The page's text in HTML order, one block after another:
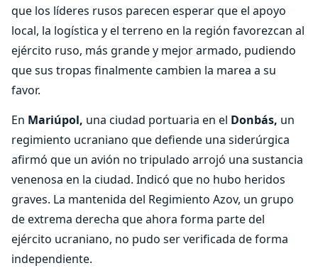
que los líderes rusos parecen esperar que el apoyo
local, la logística y el terreno en la región favorezcan al
ejército ruso, más grande y mejor armado, pudiendo
que sus tropas finalmente cambien la marea a su
favor.
En Mariúpol, una ciudad portuaria en el Donbás, un
regimiento ucraniano que defiende una siderúrgica
afirmó que un avión no tripulado arrojó una sustancia
venenosa en la ciudad. Indicó que no hubo heridos
graves. La mantenida del Regimiento Azov, un grupo
de extrema derecha que ahora forma parte del
ejército ucraniano, no pudo ser verificada de forma
independiente.